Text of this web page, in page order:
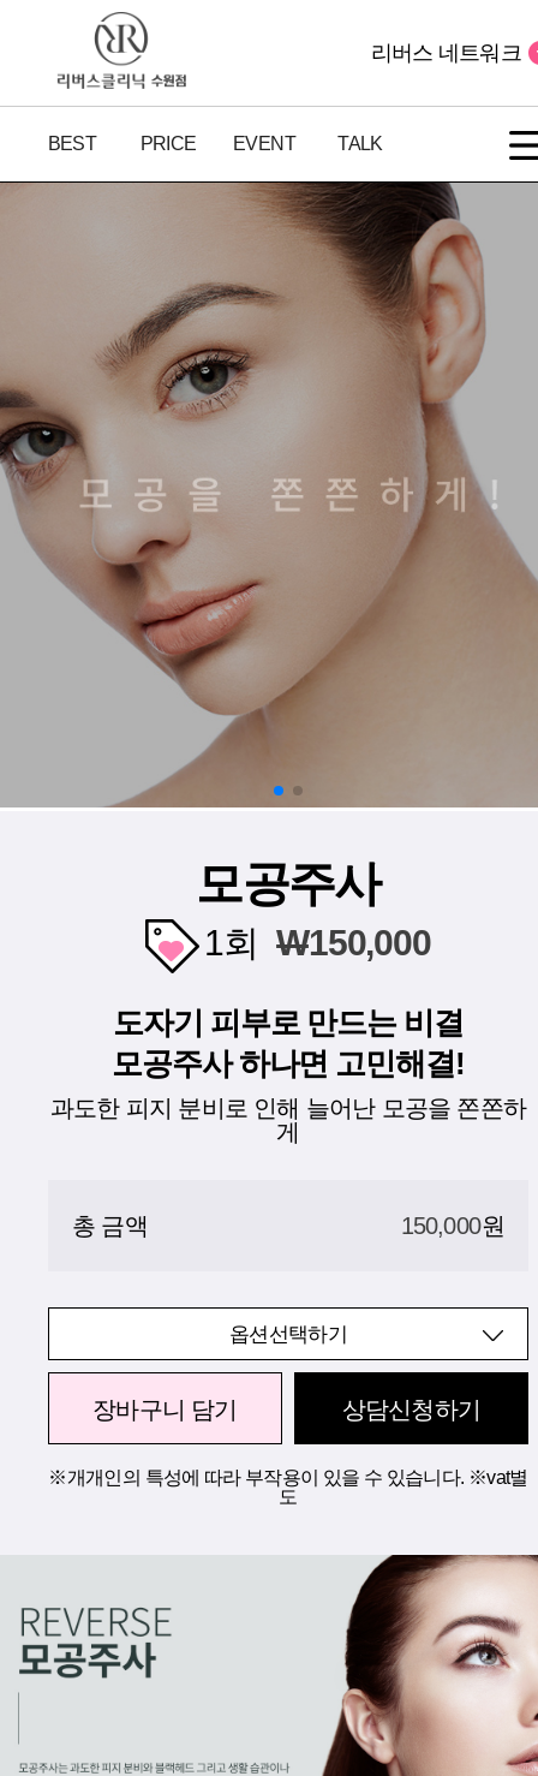
BEST PRICE EVENT TALK
리버스 네트워크
모공주사
1회 W150,000
도자기 피부로 만드는 비결
모공주사 하나면 고민해결!
과도한 피지 분비로 인해 늘어난 모공을 쫀쫀하
게
총 금액 150,000원
옵션선택하기
장바구니 담기 상담신청하기
※개개인의 특성에 따라 부작용이 있을 수 있습니다. ※vat별
도